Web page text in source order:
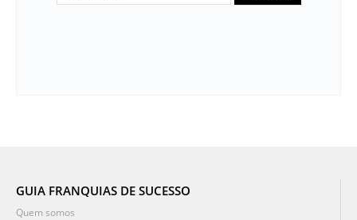
GUIA FRANQUIAS DE SUCESSO
Quem somos